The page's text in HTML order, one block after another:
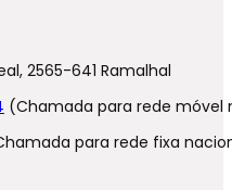
2565-641 Ramalhal
(Chamada para rede móvel
para rede fixa